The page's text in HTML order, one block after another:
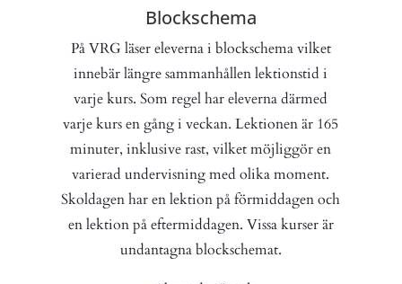
Blockschema
På VRG läser eleverna i blockschema vilket
innebär längre sammanhållen lektionstid i
varje kurs. Som regel har eleverna därmed
varje kurs en gång i veckan. Lektionen är 165
minuter, inklusive rast, vilket möjliggör en
varierad undervisning med olika moment.
Skoldagen har en lektion på förmiddagen och
en lektion på eftermiddagen. Vissa kurser är
undantagna blockschemat.